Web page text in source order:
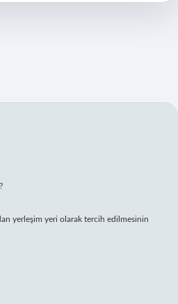
yerleşim yeri olarak tercih edilmesinin